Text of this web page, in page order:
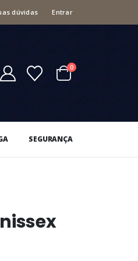
dúvidas Entrar
0
SEGURANÇA